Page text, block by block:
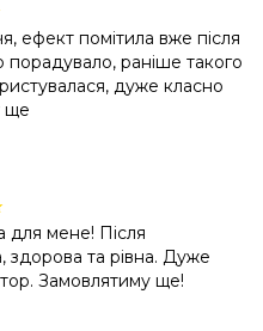
ефект помітила вже після
раніше такого
дуже класно
ще
для мене! Після
здорова та рівна. Дуже
Замовлятиму ще!